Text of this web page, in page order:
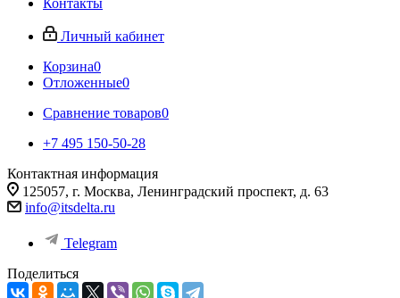
Контакты
Личный кабинет
Корзина0
Отложенные0
Сравнение товаров0
+7 495 150-50-28
Контактная информация
125057, г. Москва, Ленинградский проспект, д. 63
info@itsdelta.ru
Telegram
Поделиться